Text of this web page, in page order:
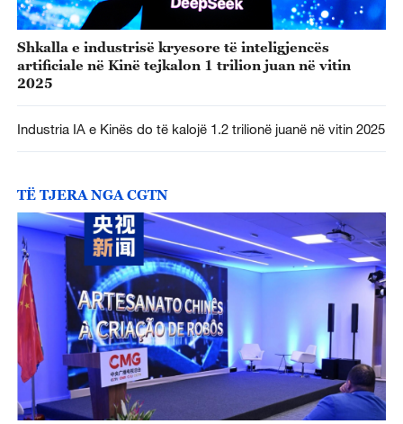
Shkalla e industrisë kryesore të inteligjencës
artificiale në Kinë tejkalon 1 trilion juan në vitin
2025
Industria IA e Kinës do të kalojë 1.2 trilionë juanë në vitin 2025
TË TJERA NGA CGTN